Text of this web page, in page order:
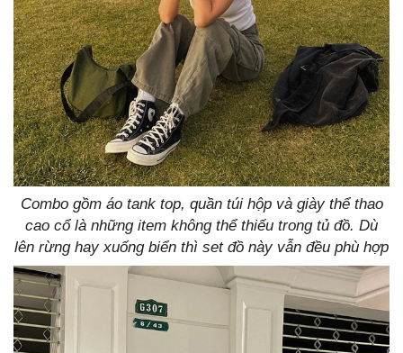
Combo gồm áo tank top, quần túi hộp và giày thể thao
cao cổ là những item không thể thiếu trong tủ đồ. Dù
lên rừng hay xuống biển thì set đồ này vẫn đều phù hợp